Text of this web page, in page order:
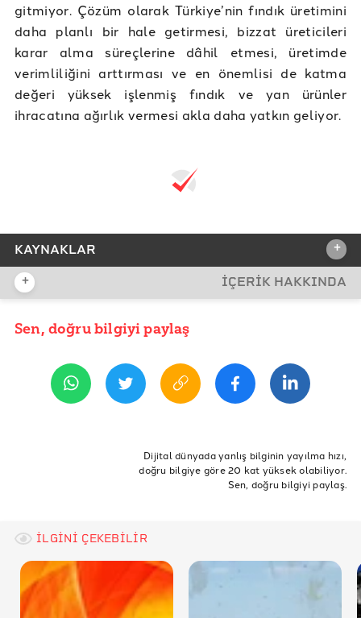
gitmiyor. Çözüm olarak Türkiye’nin fındık üretimini
daha planlı bir hale getirmesi, bizzat üreticileri
karar alma süreçlerine dâhil etmesi, üretimde
verimliliğini arttırması ve en önemlisi de katma
değeri yüksek işlenmiş fındık ve yan ürünler
ihracatına ağırlık vermesi akla daha yatkın geliyor.
KAYNAKLAR +
REFERANSLAR
Dünya Kabuklu Yemiş Üreticileri Birliği
Dünya Haber
+ İÇERİK HAKKINDA
YAYIN TARİHİ
Üretici
fındık
Karadeniz Giresin
TMO
Sen, doğru bilgiyi paylaş
Dijital dünyada yanlış bilginin yayılma hızı,
doğru bilgiye göre 20 kat yüksek olabiliyor.
Sen, doğru bilgiyi paylaş.
İLGİNİ ÇEKEBİLİR